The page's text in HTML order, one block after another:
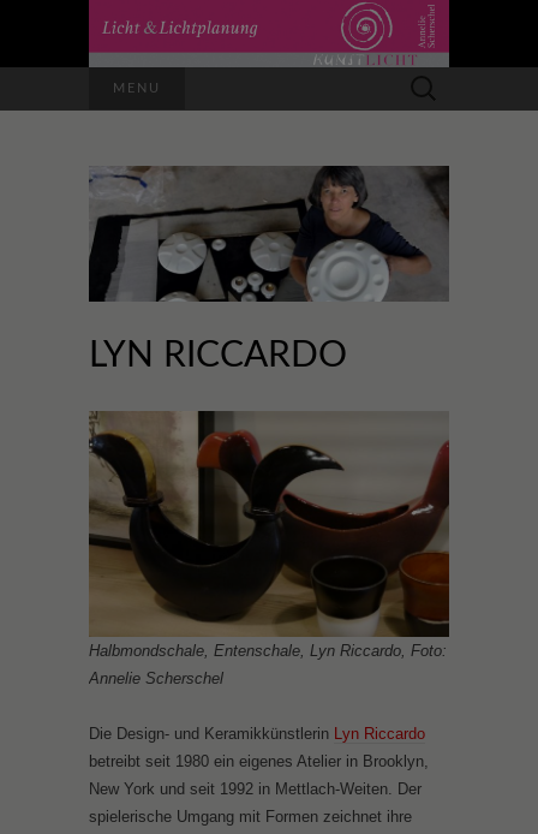
MENU
nach:
LYN RICCARDO
Halbmondschale, Entenschale, Lyn Riccardo, Foto:
Annelie Scherschel
Die Design- und Keramikkünstlerin Lyn Riccardo
betreibt seit 1980 ein eigenes Atelier in Brooklyn,
New York und seit 1992 in Mettlach-Weiten. Der
spielerische Umgang mit Formen zeichnet ihre